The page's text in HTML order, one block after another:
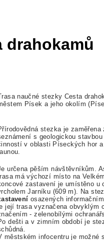
drahokamů
naučné stezky Cesta
Písek a jeho okolím
stezka je zaměřena
s geologickou
v oblasti Píseckých hor
určena pěším návštěvníkům.
má výchozí místo na
zastavení je umístěno u
Jarníku (609 m). Na
osazených
její trasa vyznačena obvyklým
- zelenobílými
dešti a v zimním období je
městském infocentru je možné